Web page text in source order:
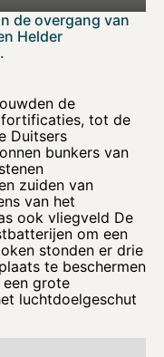
de overgang van
Helder
de
fortificaties, tot de
Duitsers
bunkers van
zuiden van
van het
ook vliegveld De
om een
stonden er drie
te beschermen
grote
luchtdoelgeschut